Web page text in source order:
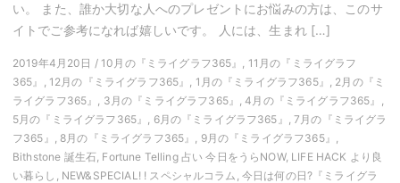
い。 また、誰か大切な人へのプレゼントにお悩みの方は、このサ
イトでご参考になれば嬉しいです。 人には、生まれ […]
2019年4月20日 / 10月の『ミライグラフ365』, 11月の『ミライグラフ
365』, 12月の『ミライグラフ365』, 1月の『ミライグラフ365』, 2月の『ミ
ライグラフ365』, 3月の『ミライグラフ365』, 4月の『ミライグラフ365』,
5月の『ミライグラフ365』, 6月の『ミライグラフ365』, 7月の『ミライグラ
フ365』, 8月の『ミライグラフ365』, 9月の『ミライグラフ365』,
Bithstone 誕生石, Fortune Telling 占い 今日をうらNOW, LIFE HACK より良
い暮らし, NEW&SPECIAL! ! スペシャルコラム, 今日は何の日?『ミライグラ